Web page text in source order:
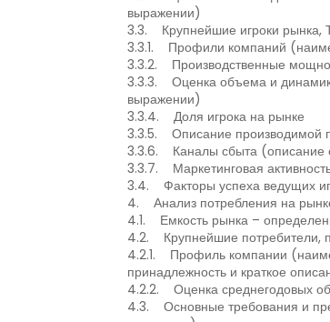
выражении)
3.3. Крупнейшие игроки рынка,
3.3.1. Профили компаний
3.3.2. Производственные
3.3.3. Оценка объема и
выражении)
3.3.4. Доля игрока на рынке
3.3.5. Описание производимой
3.3.6. Каналы сбыта (описание
3.3.7. Маркетинговая
3.4. Факторы успеха ведущих
4. Анализ потребления на
4.1. Емкость рынка –
4.2. Крупнейшие потребители,
4.2.1. Профиль компании
принадлежность и краткое
4.2.2. Оценка среднегодовых
4.3. Основные требования и